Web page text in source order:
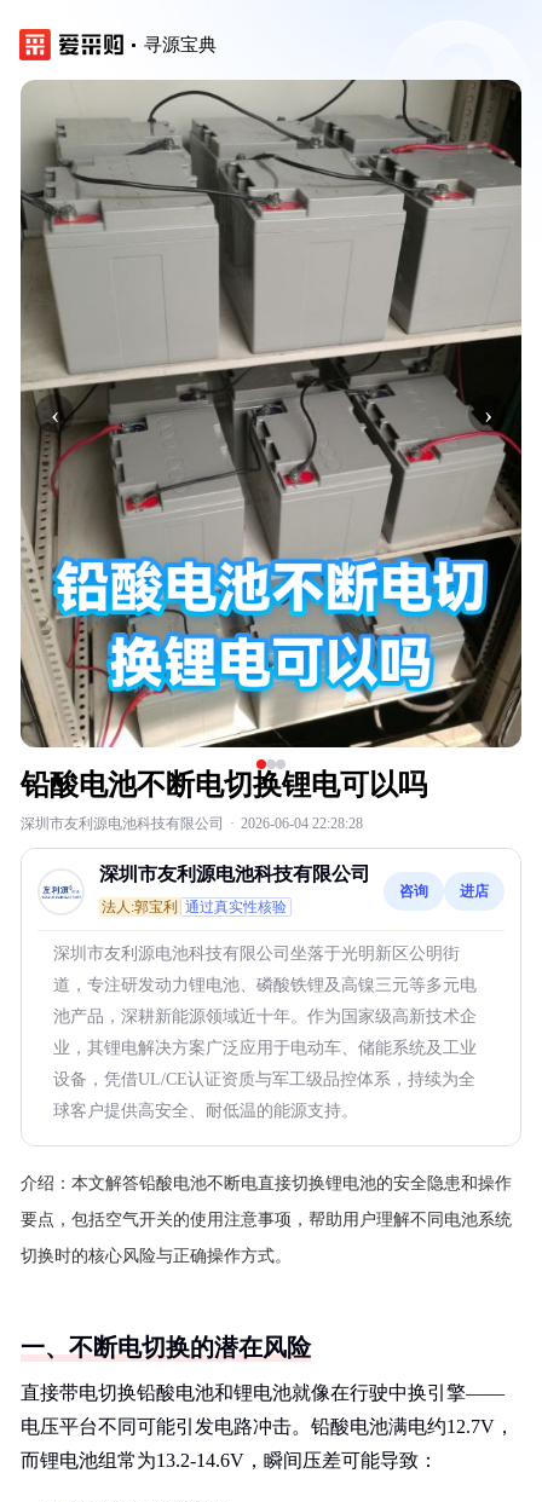
寻源宝典
‹ ›
铅酸电池不断电切换锂电可以吗
深圳市友利源电池科技有限公司 · 2026-06-04 22:28:28
深圳市友利源电池科技有限公司
法人:郭宝利 通过真实性核验
咨询 进店
深圳市友利源电池科技有限公司坐落于光明新区公明街
道，专注研发动力锂电池、磷酸铁锂及高镍三元等多元电
池产品，深耕新能源领域近十年。作为国家级高新技术企
业，其锂电解决方案广泛应用于电动车、储能系统及工业
设备，凭借UL/CE认证资质与军工级品控体系，持续为全
球客户提供高安全、耐低温的能源支持。
介绍： 本文解答铅酸电池不断电直接切换锂电池的安全隐患和操作
要点，包括空气开关的使用注意事项，帮助用户理解不同电池系统
切换时的核心风险与正确操作方式。
一、不断电切换的潜在风险
直接带电切换铅酸电池和锂电池就像在行驶中换引擎——
电压平台不同可能引发电路冲击。铅酸电池满电约12.7V，
而锂电池组常为13.2-14.6V，瞬间压差可能导致：